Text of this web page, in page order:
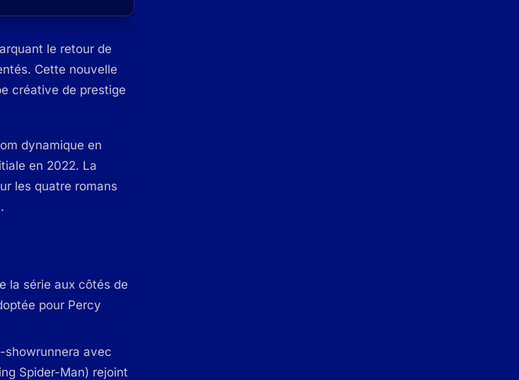
le retour de
Cette nouvelle
créative de prestige
dynamique en
en 2022. La
les quatre romans
la série aux côtés de
pour Percy
showrunnera avec
Spider-Man) rejoint